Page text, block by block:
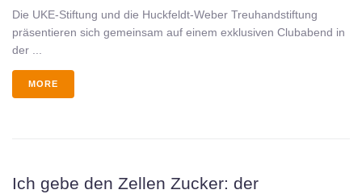
Die UKE-Stiftung und die Huckfeldt-Weber Treuhandstiftung
präsentieren sich gemeinsam auf einem exklusiven Clubabend in
der ...
MORE
Ich gebe den Zellen Zucker: der